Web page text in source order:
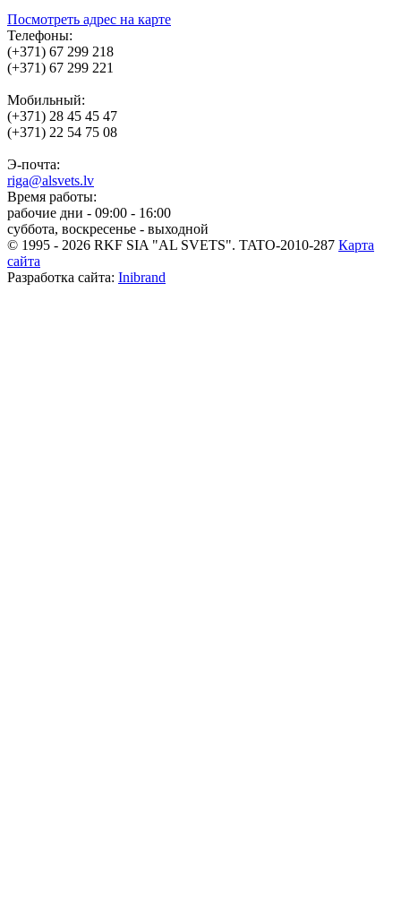
Посмотреть адрес на карте
Телефоны:
(+371) 67 299 218
(+371) 67 299 221
Мобильный:
(+371) 28 45 45 47
(+371) 22 54 75 08
Э-почта:
riga@alsvets.lv
Время работы:
рабочие дни - 09:00 - 16:00
суббота, воскресенье - выходной
© 1995 - 2026 RKF SIA "AL SVETS". TATO-2010-287 Карта
сайта
Разработка сайта: Inibrand